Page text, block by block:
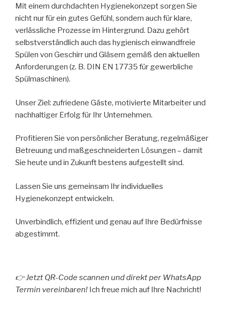
Mit einem durchdachten Hygienekonzept sorgen Sie
nicht nur für ein gutes Gefühl, sondern auch für klare,
verlässliche Prozesse im Hintergrund. Dazu gehört
selbstverständlich auch das hygienisch einwandfreie
Spülen von Geschirr und Gläsern gemäß den aktuellen
Anforderungen (z. B. DIN EN 17735 für gewerbliche
Spülmaschinen).
Unser Ziel: zufriedene Gäste, motivierte Mitarbeiter und
nachhaltiger Erfolg für Ihr Unternehmen.
Profitieren Sie von persönlicher Beratung, regelmäßiger
Betreuung und maßgeschneiderten Lösungen – damit
Sie heute und in Zukunft bestens aufgestellt sind.
Lassen Sie uns gemeinsam Ihr individuelles
Hygienekonzept entwickeln.
Unverbindlich, effizient und genau auf Ihre Bedürfnisse
abgestimmt.
👉Jetzt QR-Code scannen und direkt per WhatsApp
Termin vereinbaren! Ich freue mich auf Ihre Nachricht!